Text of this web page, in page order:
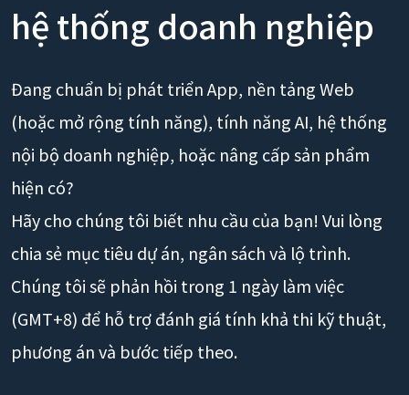
hệ thống doanh nghiệp
Đang chuẩn bị phát triển App, nền tảng Web
(hoặc mở rộng tính năng), tính năng AI, hệ thống
nội bộ doanh nghiệp, hoặc nâng cấp sản phẩm
hiện có?
Hãy cho chúng tôi biết nhu cầu của bạn! Vui lòng
chia sẻ mục tiêu dự án, ngân sách và lộ trình.
Chúng tôi sẽ phản hồi trong 1 ngày làm việc
(GMT+8) để hỗ trợ đánh giá tính khả thi kỹ thuật,
phương án và bước tiếp theo.